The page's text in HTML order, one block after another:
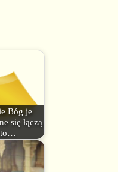
Bóg je
się łączą
to…